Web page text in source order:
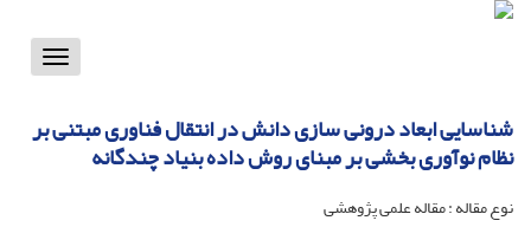
Toggle
شناسایی ابعاد درونی سازی دانش در انتقال فناوری مبتنی بر
نظام نوآوری بخشی بر مبنای روش داده بنیاد چندگانه
نوع مقاله : مقاله علمی پژوهشی